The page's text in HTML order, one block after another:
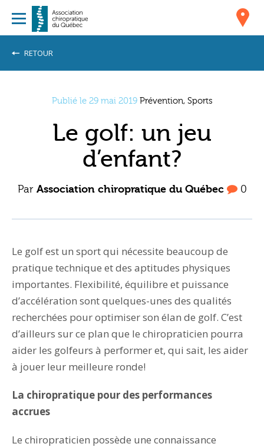
RETOUR
Publié le 29 mai 2019 Prévention, Sports
Le golf: un jeu
d’enfant?
Par Association chiropratique du Québec 0
Le golf est un sport qui nécessite beaucoup de
pratique technique et des aptitudes physiques
importantes. Flexibilité, équilibre et puissance
d’accélération sont quelques-unes des qualités
recherchées pour optimiser son élan de golf. C’est
d’ailleurs sur ce plan que le chiropraticien pourra
aider les golfeurs à performer et, qui sait, les aider
à jouer leur meilleure ronde!
La chiropratique pour des performances
accrues
Le chiropraticien possède une connaissance